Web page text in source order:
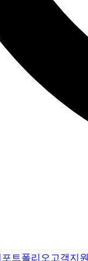
포트폴리오 고객지원